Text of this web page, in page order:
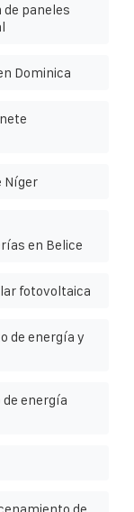
de paneles
Dominica
Níger
en Belice
fotovoltaica
de energía y
energía
de